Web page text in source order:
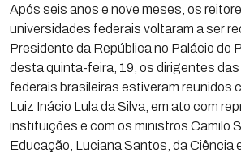
Após seis anos e nove meses, os
universidades federais voltaram a ser
Presidente da República no Palácio do
desta quinta-feira, 19, os dirigentes
federais brasileiras estiveram reunidos
Luiz Inácio Lula da Silva, em ato com
instituições e com os ministros Camilo
Educação, Luciana Santos, da Ciência